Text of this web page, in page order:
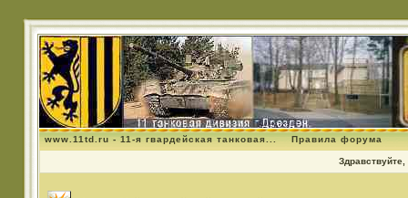
www.11td.ru - 11-я гвардейская танковая... Правила форума
Здравствуйте,